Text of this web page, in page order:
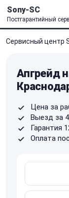
Sony-SC
Постгарантийный
Сервисный центр
Апгрейд
Цена за
Выезд за
Гарантия
Оплата